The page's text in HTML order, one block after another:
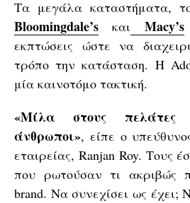
Τα μεγάλα καταστήματα,
Bloomingdale’s και Macy’s
εκπτώσεις ώστε να
τρόπο την κατάσταση. Η
μία καινοτόμο τακτική.
«Μίλα στους
άνθρωποι», είπε ο
εταιρείας, Ranjan Roy. Τους
που ρωτούσαν τι ακριβώς
brand. Να συνεχίσει ως έχει;